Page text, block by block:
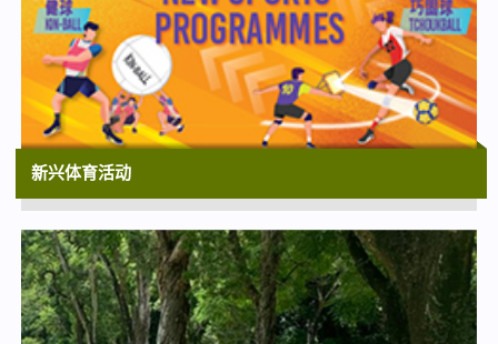
港舞蹈团儿童团及少年团二十周年志庆
香港文化中心大剧院
15:30
屯门大会堂场地伙伴计划：经典童话剧场
《龟兔·国王·糖果屋》
屯门大会堂文娱厅
17:00
太阳系大冒险3D
香港太空馆 | 上映至2026年10月14日
17:30
夏日亲子电影节 2026《灵雀密语》
新兴体育活动